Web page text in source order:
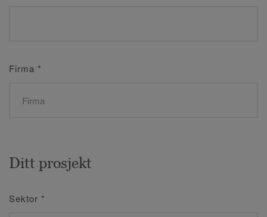
Firma *
Ditt prosjekt
Sektor *